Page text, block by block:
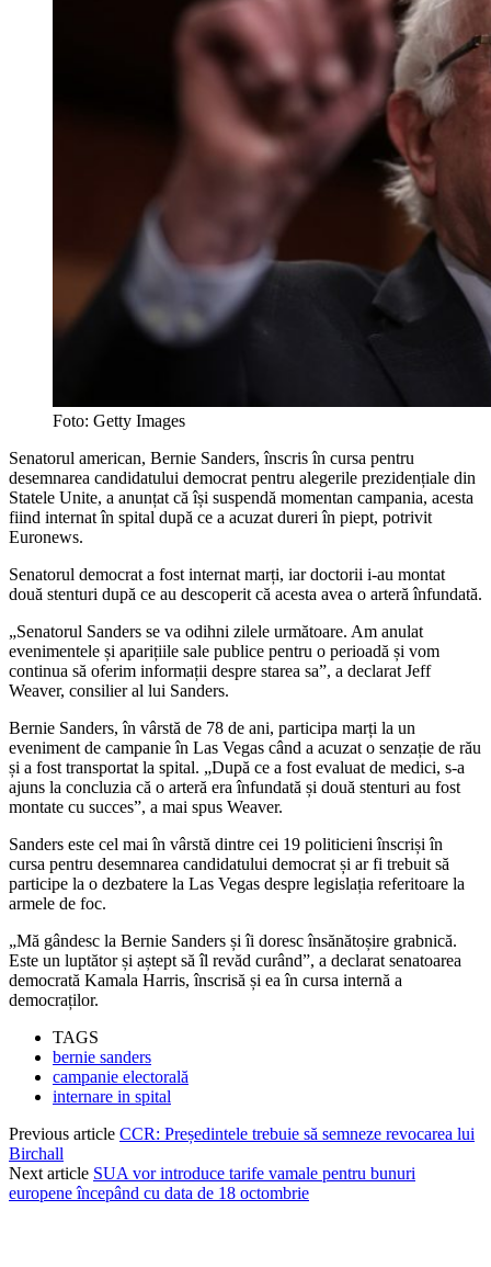
Foto: Getty Images
Senatorul american, Bernie Sanders, înscris în cursa pentru
desemnarea candidatului democrat pentru alegerile prezidențiale din
Statele Unite, a anunțat că își suspendă momentan campania, acesta
fiind internat în spital după ce a acuzat dureri în piept, potrivit
Euronews.
Senatorul democrat a fost internat marți, iar doctorii i-au montat
două stenturi după ce au descoperit că acesta avea o arteră înfundată.
„Senatorul Sanders se va odihni zilele următoare. Am anulat
evenimentele și aparițiile sale publice pentru o perioadă și vom
continua să oferim informații despre starea sa”, a declarat Jeff
Weaver, consilier al lui Sanders.
Bernie Sanders, în vârstă de 78 de ani, participa marți la un
eveniment de campanie în Las Vegas când a acuzat o senzație de rău
și a fost transportat la spital. „După ce a fost evaluat de medici, s-a
ajuns la concluzia că o arteră era înfundată și două stenturi au fost
montate cu succes”, a mai spus Weaver.
Sanders este cel mai în vârstă dintre cei 19 politicieni înscriși în
cursa pentru desemnarea candidatului democrat și ar fi trebuit să
participe la o dezbatere la Las Vegas despre legislația referitoare la
armele de foc.
„Mă gândesc la Bernie Sanders și îi doresc însănătoșire grabnică.
Este un luptător și aștept să îl revăd curând”, a declarat senatoarea
democrată Kamala Harris, înscrisă și ea în cursa internă a
democraților.
TAGS
bernie sanders
campanie electorală
internare in spital
Previous article CCR: Președintele trebuie să semneze revocarea lui
Birchall
Next article SUA vor introduce tarife vamale pentru bunuri
europene începând cu data de 18 octombrie